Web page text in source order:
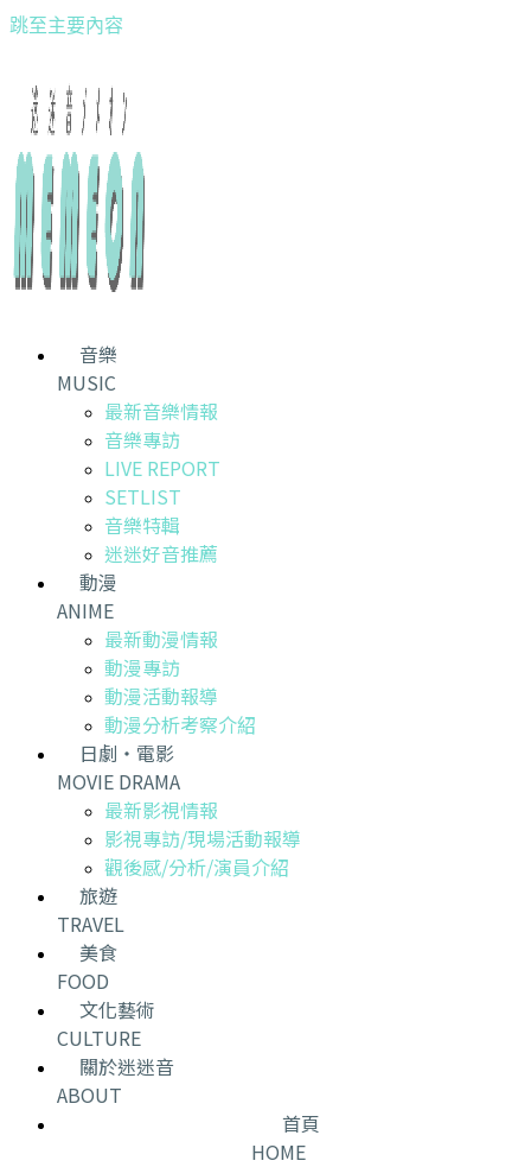
跳至主要內容
音樂
MUSIC
最新音樂情報
音樂專訪
LIVE REPORT
SETLIST
音樂特輯
迷迷好音推薦
動漫
ANIME
最新動漫情報
動漫專訪
動漫活動報導
動漫分析考察介紹
日劇・電影
MOVIE DRAMA
最新影視情報
影視專訪/現場活動報導
觀後感/分析/演員介紹
旅遊
TRAVEL
美食
FOOD
文化藝術
CULTURE
關於迷迷音
ABOUT
首頁
HOME